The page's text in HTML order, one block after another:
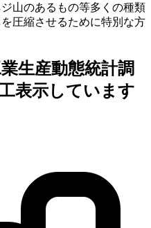
山のあるもの等多くの種類
圧縮させるために特別な方
生産動態統計調
表示しています